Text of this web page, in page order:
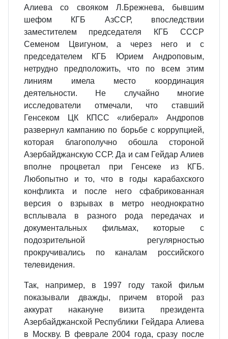
Алиева со свояком Л.Брежнева, бывшим
шефом КГБ АзССР, впоследствии
заместителем председателя КГБ СССР
Семеном Цвигуном, а через него и с
председателем КГБ Юрием Андроповым,
нетрудно предположить, что по всем этим
линиям имела место координация
деятельности. Не случайно многие
исследователи отмечали, что ставший
Генсеком ЦК КПСС «либерал» Андропов
развернул кампанию по борьбе с коррупцией,
которая благополучно обошла стороной
Азербайджанскую ССР. Да и сам Гейдар Алиев
вполне процветал при Генсеке из КГБ.
Любопытно и то, что в годы карабахского
конфликта и после него сфабрикованная
версия о взрывах в метро неоднократно
всплывала в разного рода передачах и
документальных фильмах, которые с
подозрительной регулярностью
прокручивались по каналам российского
телевидения.
Так, например, в 1997 году такой фильм
показывали дважды, причем второй раз
аккурат накануне визита президента
Азербайджанской Республики Гейдара Алиева
в Москву. В феврале 2004 года, сразу после